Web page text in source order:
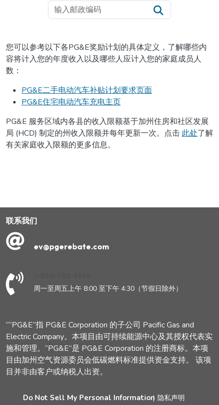
Search
您可以参考以下各PG&E奖励计划的具体定义，了解哪些内
容将计入您的年度收入以及哪些人应计入您的家庭成员人
数：
PG&E二手电动汽车补贴计划要求页面
PG&E住宅电动汽车充电主页
PG&E 服务区域内各县的收入限额基于加州住房和社区发展
局 (HCD) 制定的州收入限额并每年更新一次。点击此处了解
有关家庭收入限额的更多信息。
联系我们
ev@pgerebate.com
周一至周五上午 8:00 至下午 4:30（节假日除外）
““PG&E”指 PG&E Corporation 的子公司 Pacific Gas and
Electric Company。本项目由可持续能源中心及其授权代表实
施和管理。“PG&E”是 PG&E Corporation 的注册商标。本项
目由加州空气资源委员会低碳燃料标准提供资金支持。 该项
目并非由客户或纳税人出资。
Do Not Sell My Personal Information
| 隐私声明